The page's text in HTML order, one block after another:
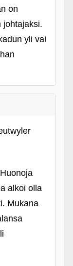
on
johtajaksi.
yli vai
alkoi olla
Mukana